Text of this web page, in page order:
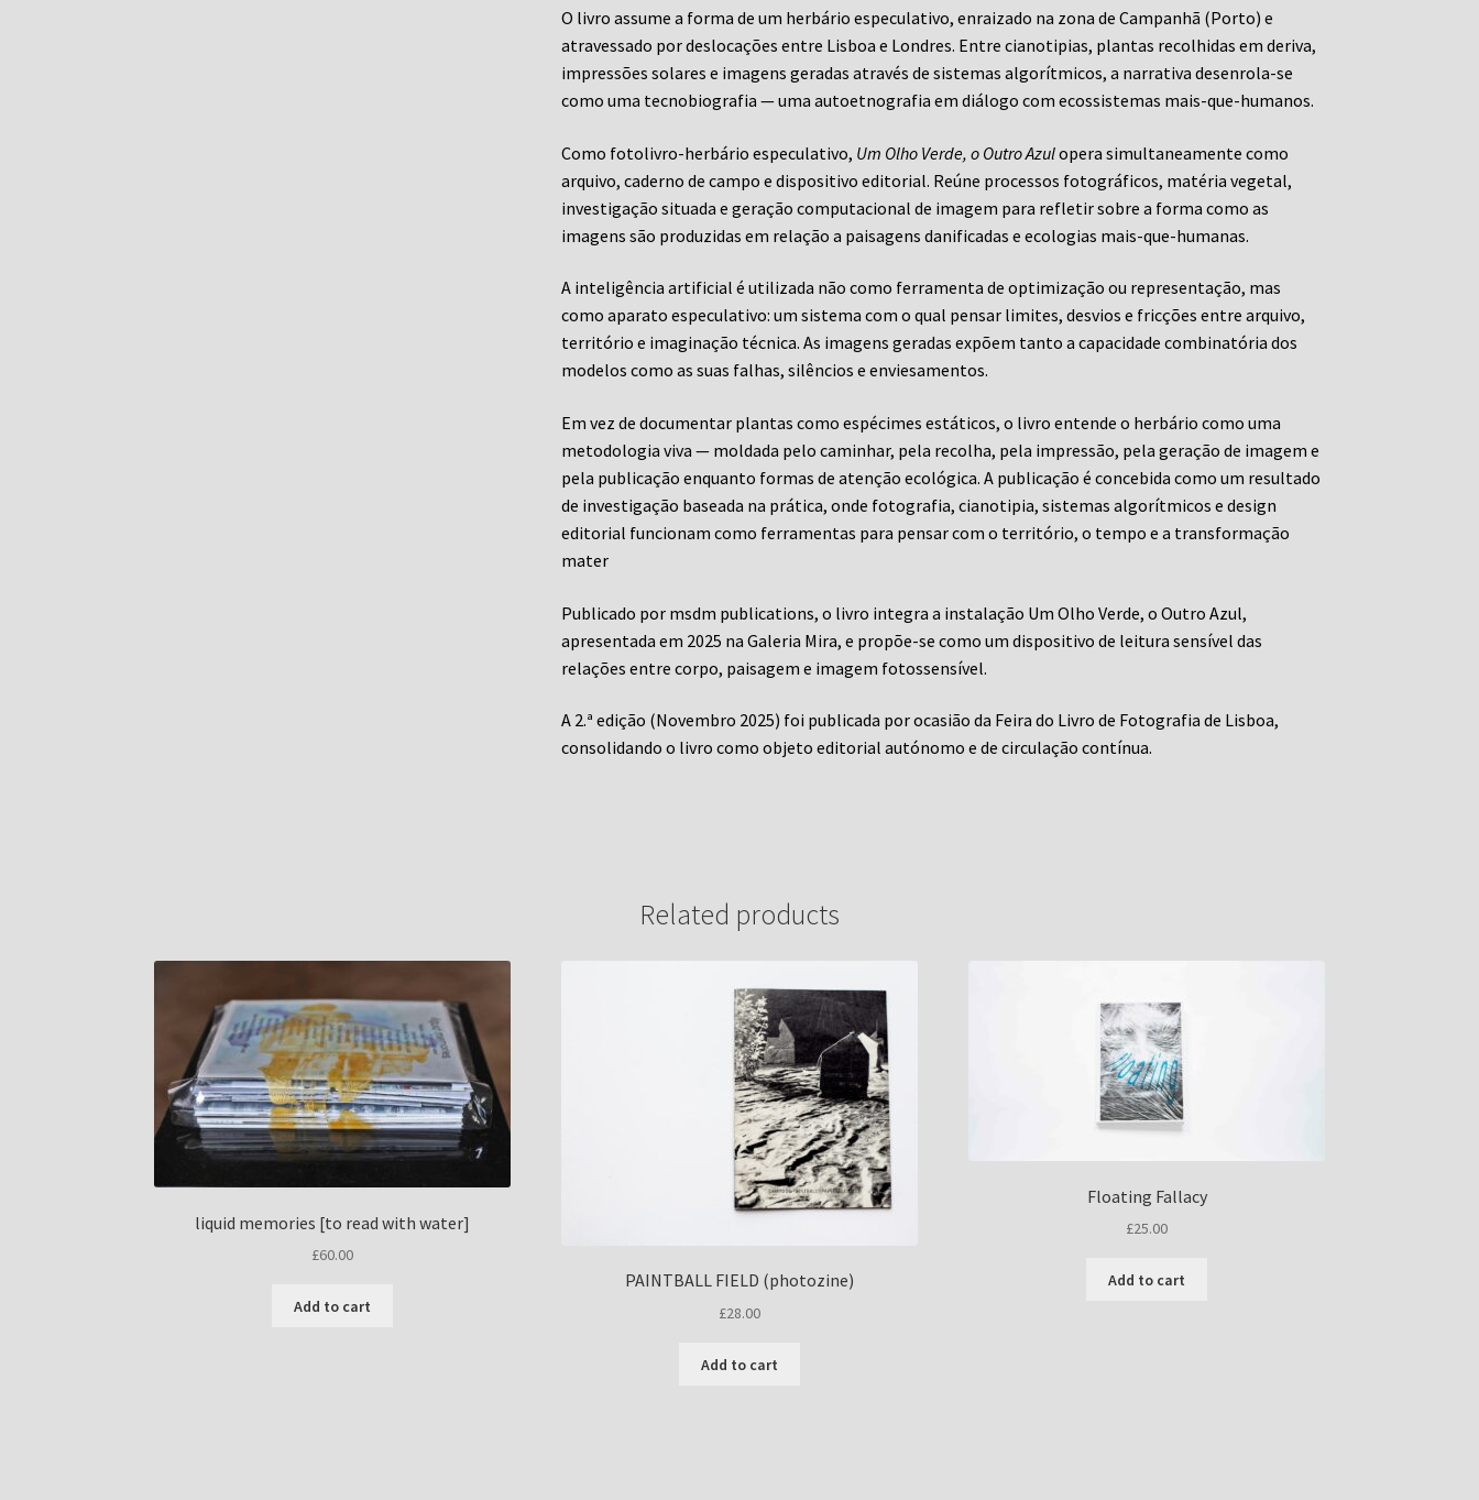
O livro assume a forma de um herbário especulativo, enraizado na zona de Campanhã (Porto) e
atravessado por deslocações entre Lisboa e Londres. Entre cianotipias, plantas recolhidas em deriva,
impressões solares e imagens geradas através de sistemas algorítmicos, a narrativa desenrola-se
como uma tecnobiografia — uma autoetnografia em diálogo com ecossistemas mais-que-humanos.
Como fotolivro-herbário especulativo, Um Olho Verde, o Outro Azulopera simultaneamente como
arquivo, caderno de campo e dispositivo editorial. Reúne processos fotográficos, matéria vegetal,
investigação situada e geração computacional de imagem para refletir sobre a forma como as
imagens são produzidas em relação a paisagens danificadas e ecologias mais-que-humanas.
A inteligência artificial é utilizada não como ferramenta de optimização ou representação, mas
como aparato especulativo: um sistema com o qual pensar limites, desvios e fricções entre arquivo,
território e imaginação técnica. As imagens geradas expõem tanto a capacidade combinatória dos
modelos como as suas falhas, silêncios e enviesamentos.
Em vez de documentar plantas como espécimes estáticos, o livro entende o herbário como uma
metodologia viva — moldada pelo caminhar, pela recolha, pela impressão, pela geração de imagem e
pela publicação enquanto formas de atenção ecológica. A publicação é concebida como um resultado
de investigação baseada na prática, onde fotografia, cianotipia, sistemas algorítmicos e design
editorial funcionam como ferramentas para pensar com o território, o tempo e a transformação
mater
Publicado por msdm publications, o livro integra a instalação Um Olho Verde, o Outro Azul,
apresentada em 2025 na Galeria Mira, e propõe-se como um dispositivo de leitura sensível das
relações entre corpo, paisagem e imagem fotossensível.
A 2.ª edição (Novembro 2025) foi publicada por ocasião da Feira do Livro de Fotografia de Lisboa,
consolidando o livro como objeto editorial autónomo e de circulação contínua.
Related products
liquid memories [to read with water]
£60.00
Add to cart
PAINTBALL FIELD (photozine)
£28.00
Add to cart
Floating Fallacy
£25.00
Add to cart